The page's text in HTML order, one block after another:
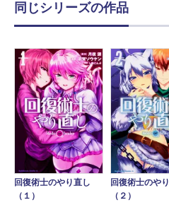
同じシリーズの作品
回復術士のやり直し
（１）
回復術士のや
（２）